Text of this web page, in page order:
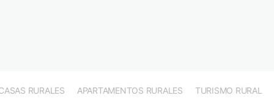
RURALES APARTAMENTOS RURALES TURISMO RURAL